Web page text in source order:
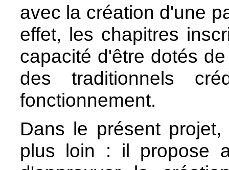
avec la création d'une
effet, les chapitres
capacité d'être dotés
des traditionnels
fonctionnement.
Dans le présent
plus loin : il propose